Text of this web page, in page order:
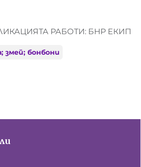
РАБОТИ: БНР ЕКИП
змей; бонбони